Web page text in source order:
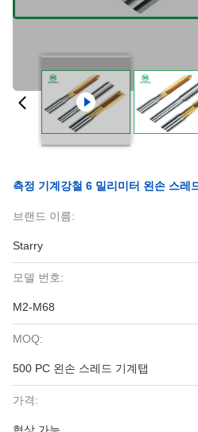
측정 기계강철 6 밀리미터 왼손 스레
브랜드 이름:
Starry
모델 번호:
M2-M68
MOQ:
500 PC 왼손 스레드 기계탭
가격: